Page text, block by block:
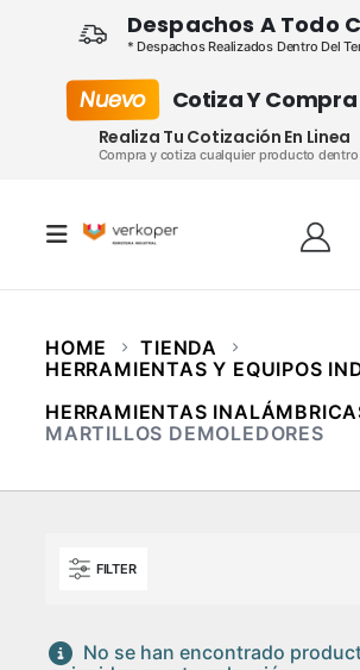
Despachos A Todo
* Despachos Realizados Dentro Del
Nuevo Cotiza Y Compra
Realiza Tu Cotización En Linea
Compra y cotiza cualquier producto
HOME
TIENDA
HERRAMIENTAS Y EQUIPOS
HERRAMIENTAS
MARTILLOS DEMOLEDORES
FILTER
No se han encontrado